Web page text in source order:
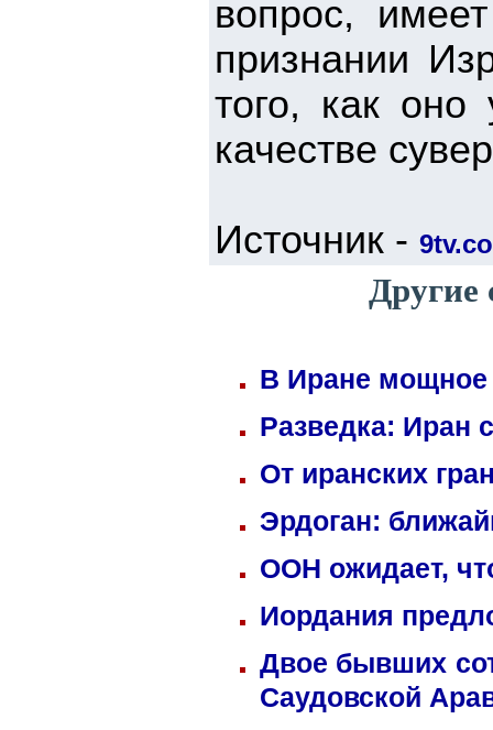
вопрос,
признании
того, как
качестве
Источник -
Другие
В Иране мощное
Разведка: Иран
От иранских
Эрдоган:
ООН ожидает,
Иордания
Двое бывших
Саудовской